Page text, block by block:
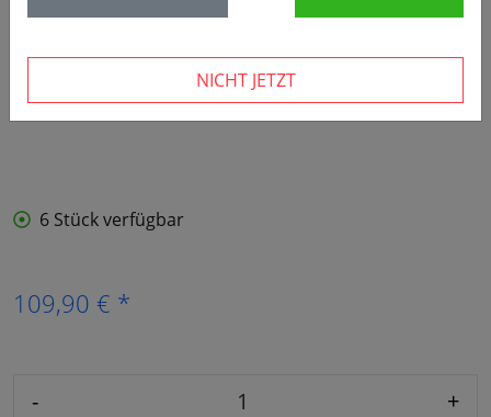
6 Stück verfügbar
109,90 € *
- +
NICHT JETZT